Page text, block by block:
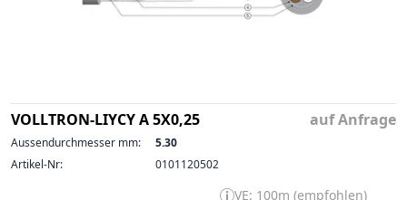
VOLLTRON-LIYCY A 5X0,25 auf Anfrage
Aussendurchmesser mm:
5.30
Artikel-Nr:
0101120502
VE: 100m (empfohlen)